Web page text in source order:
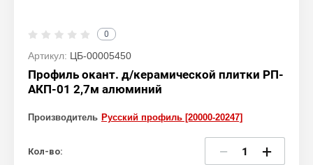
0
Артикул: ЦБ-00005450
Профиль окант. д/керамической плитки РП-
АКП-01 2,7м алюминий
Производитель Русский профиль [20000-20247]
Кол-во: − +